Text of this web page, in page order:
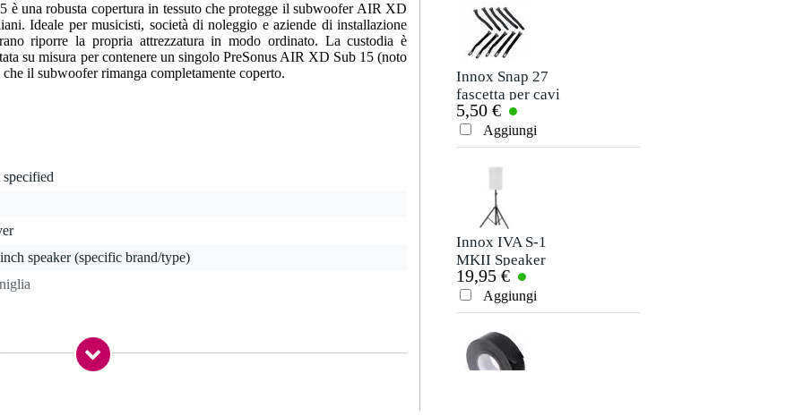
è una robusta copertura in tessuto che protegge il subwoofer AIR XD
Ideale per musicisti, società di noleggio e aziende di installazione
riporre la propria attrezzatura in modo ordinato. La custodia è
su misura per contenere un singolo PreSonus AIR XD Sub 15 (noto
il subwoofer rimanga completamente coperto.
specified
speaker (specific brand/type)
gr
Inviare
Innox Snap 27
fascetta per cavi
sottile e nera con
chiusure a strappo
(10 pezzi)
5,50 €
Aggiungi
Innox IVA S-1
MKII Speaker
Stand, 1.8m
19,95 €
Aggiungi